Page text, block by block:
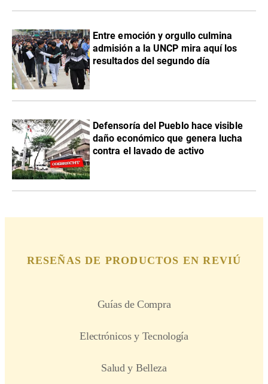
Entre emoción y orgullo culmina
admisión a la UNCP mira aquí los
resultados del segundo día
Defensoría del Pueblo hace visible
daño económico que genera lucha
contra el lavado de activo